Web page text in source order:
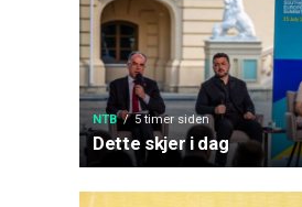
NTB 5 timer siden
Dette skjer i dag